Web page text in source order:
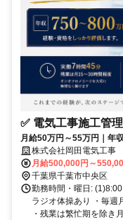
✅ 電気工事施工管
月給50万円～55万円｜年
｜第一種電気工事士・1級
け継ぐ電気工事施工管理
株式会社岡田電気工事
月給500,000円～
千葉県千葉市中央区
勤務時間・曜日:
ラジオ体操あり ・毎週
・残業は繁忙期を除き